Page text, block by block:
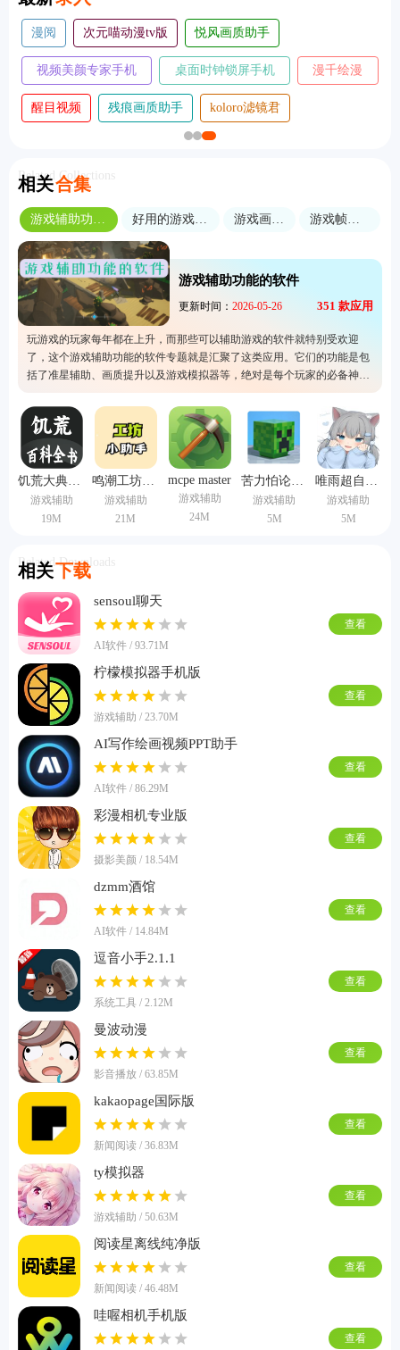
漫阅 次元喵动漫tv版 悦风画质助手
视频美颜专家手机
版
桌面时钟锁屏手机
版
漫千绘漫
醒目视频
残痕画质助手 koloro滤镜君
相关合集
Related Collections
好用的游戏工具软件 游戏画质助手
游戏辅助功能的软件
更新时间： 2026-05-26 351 款应用
玩游戏的玩家每年都在上升，而那些可以辅助游戏的软件就特别受欢迎
了，这个游戏辅助功能的软件专题就是汇聚了这类应用。它们的功能是包
括了准星辅助、画质提升以及游戏模拟器等，绝对是每个玩家的必备神
器，让大家的游玩体验大幅度提高。所以经常玩游戏的人就一定要试看看
这里的软件，特别是吃鸡游戏的玩家可以考虑用来提升自己的游戏画面。
游戏辅助
19M
游戏辅助
21M
mcpe master
游戏辅助
24M
苦力怕论坛模组
游戏辅助
5M
游戏辅助
5M
相关下载
Related Downloads
sensoul聊天
AI软件 / 93.71M
查看
柠檬模拟器手机版
游戏辅助 / 23.70M
查看
AI写作绘画视频PPT助手
AI软件 / 86.29M
查看
彩漫相机专业版
摄影美颜 / 18.54M
查看
dzmm酒馆
AI软件 / 14.84M
查看
逗音小手2.1.1
系统工具 / 2.12M
查看
曼波动漫
影音播放 / 63.85M
查看
kakaopage国际版
新闻阅读 / 36.83M
查看
ty模拟器
游戏辅助 / 50.63M
查看
阅读星离线纯净版
新闻阅读 / 46.48M
查看
哇喔相机手机版
查看